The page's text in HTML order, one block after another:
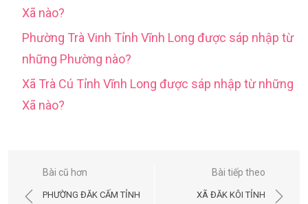
Xã nào?
Phường Trà Vinh Tỉnh Vĩnh Long được sáp nhập từ
những Phường nào?
Xã Trà Cú Tỉnh Vĩnh Long được sáp nhập từ những
Xã nào?
Điều
hướng
Bài cũ hơn
PHƯỜNG ĐĂK CẤM TỈNH
Bài tiếp theo
XÃ ĐĂK KÔI TỈNH